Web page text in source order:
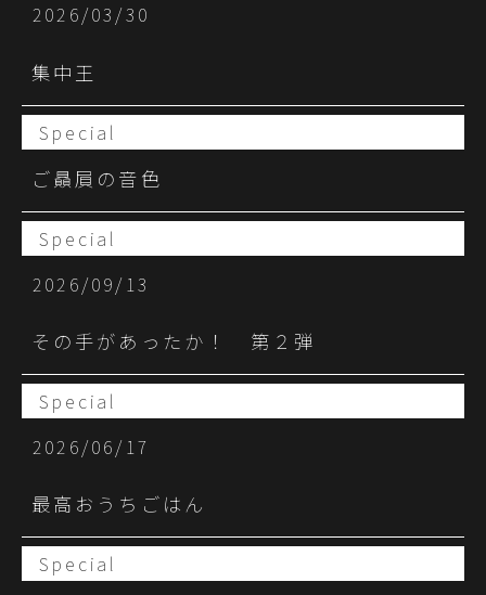
2026/03/30
集中王
Special
ご贔屓の音色
Special
2026/09/13
その手があったか！ 第２弾
Special
2026/06/17
最高おうちごはん
Special